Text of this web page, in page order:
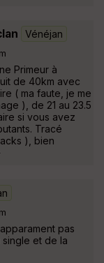
Vénéjan
Primeur à
de 40km avec
( ma faute, je me
), de 21 au 23.5
si vous avez
Tracé
), bien
pas
single et de la